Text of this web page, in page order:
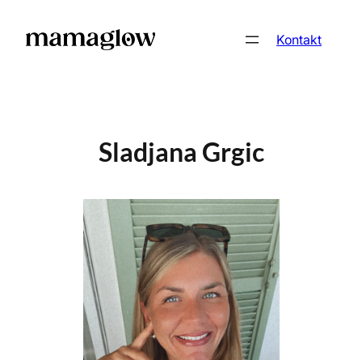
Inhalt
Kontakt
Sladjana Grgic